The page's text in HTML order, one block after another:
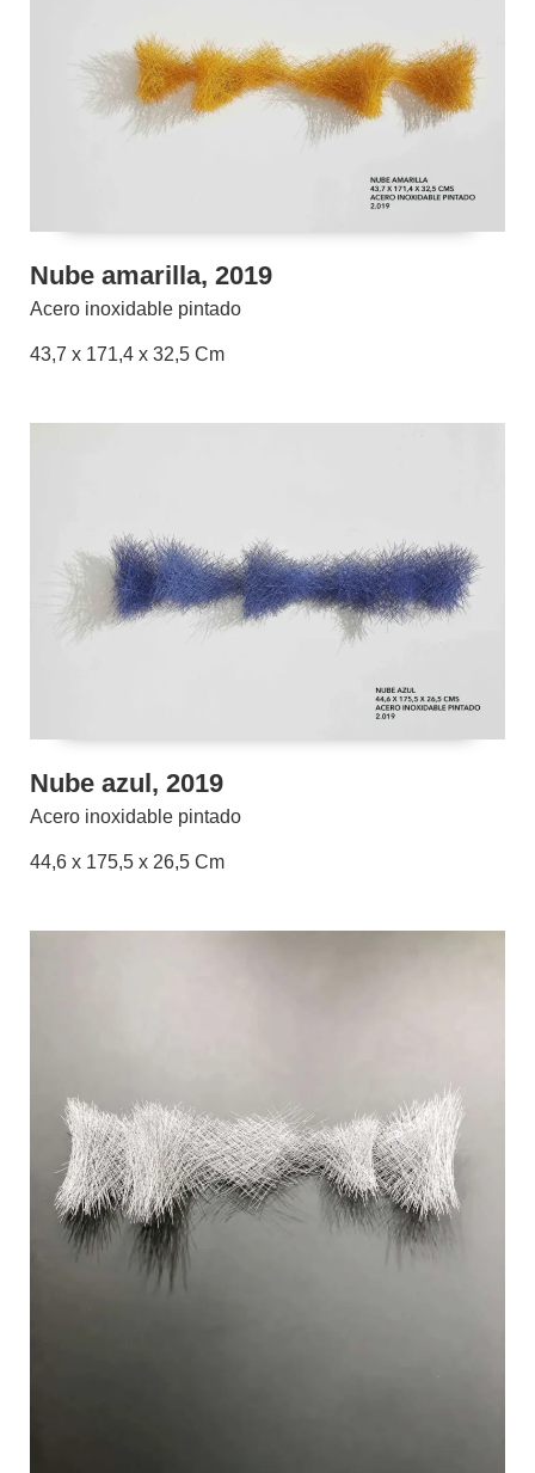
Nube amarilla, 2019
Acero inoxidable pintado
43,7 x 171,4 x 32,5 Cm
Nube azul, 2019
Acero inoxidable pintado
44,6 x 175,5 x 26,5 Cm